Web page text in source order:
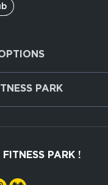
PARK
PARK !